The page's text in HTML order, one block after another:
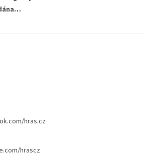
hras.cz
hrascz